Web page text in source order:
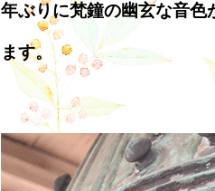
年ぶりに梵鐘の幽玄な音色
ます。